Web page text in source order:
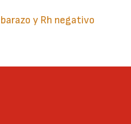
y Rh negativo